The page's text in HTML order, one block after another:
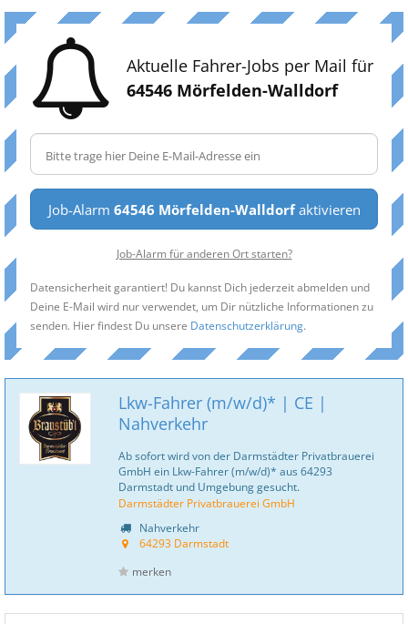
Aktuelle Fahrer-Jobs per Mail für
64546 Mörfelden-Walldorf
Job-Alarm 64546 Mörfelden-Walldorfaktivieren
Job-Alarm für anderen Ort starten?
Datensicherheit garantiert! Du kannst Dich jederzeit abmelden und
Deine E-Mail wird nur verwendet, um Dir nützliche Informationen zu
senden. Hier findest Du unsere Datenschutzerklärung.
Lkw-Fahrer (m/w/d)* | CE |
Nahverkehr
Ab sofort wird von der Darmstädter Privatbrauerei
GmbH ein Lkw-Fahrer (m/w/d)* aus 64293
Darmstadt und Umgebung gesucht.
Darmstädter Privatbrauerei GmbH
Nahverkehr
64293 Darmstadt
merken